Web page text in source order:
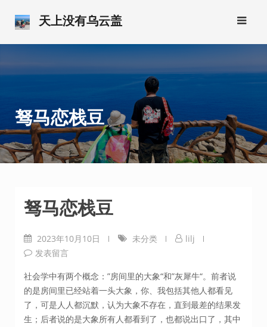
天上没有乌云盖
驽马恋栈豆
驽马恋栈豆
2023年10月10日 未分类
lilj
发表留言
社会学中有两个概念：”房间里的大象“和”灰犀牛“。前者说
的是房间里已经站着一头大象，你、我包括其他人都看见
了，可是人人都沉默，认为大象不存在，直到最差的结果发
生；后者说的是大象所有人都看到了，也都说出口了，其中